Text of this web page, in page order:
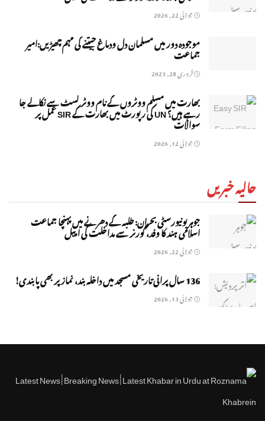
جولائی 22, 2026
موجودہ دور میں مسلمان دل ودماغ جیتنے کی مہم چھیڑیں:امیر
جماعت
فروری 28, 2023
بھارت میں مسلم ووٹروں کے نام ووٹر لسٹ سے نکالے جا
رہے ہیں؟ UN کی رپورٹ میں بھارت کے SIR عمل پر
سوالات
جولائی 12, 2026
حالیہ خبریں
جوہر یونیورسٹی بحران: طلبہ کے دھرنے میں پہنچا جماعت
اسلامی ہند کا وفد، گورنر سے مداخلت کی اپیل
جولائی 22, 2026
136 سال پرانی تاریخی مسجد میں داخلہ بند، نماز پر بھی پابندی!
جولائی 13, 2026